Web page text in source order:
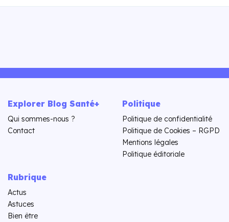
Explorer Blog Santé+
Qui sommes-nous ?
Contact
Politique
Politique de confidentialité
Politique de Cookies – RGPD
Mentions légales
Politique éditoriale
Rubrique
Actus
Astuces
Bien être